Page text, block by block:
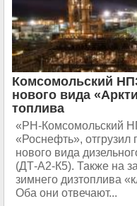
Комсомольский
нового вида
топлива
«РН-Комсомольский
«Роснефть»,
нового вида
(ДТ-А2-К5). Также на
зимнего дизтоплива
Оба они отвечают...